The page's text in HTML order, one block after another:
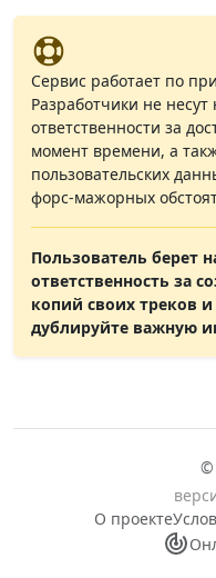
Сервис работает по
Разработчики не
ответственности за
момент времени, а
пользовательских
форс-мажорных
Пользователь берет
ответственность за
копий своих треков
дублируйте важную
©
О проекте